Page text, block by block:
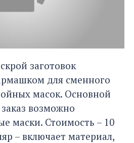
заготовок
для сменного
масок. Основной
возможно
маски. Стоимость – 10
– включает материал,